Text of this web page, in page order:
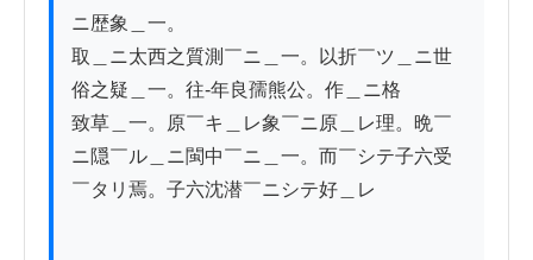
ニ歴象＿一。
取＿ニ太西之質測￣ニ＿一。以折￣ツ＿ニ世
俗之疑＿一。往-年良孺熊公。作＿ニ格
致草＿一。原￣キ＿レ象￣ニ原＿レ理。晩￣
ニ隠￣ル＿ニ閩中￣ニ＿一。而￣シテ子六受
￣タリ焉。子六沈潜￣ニシテ好＿レ